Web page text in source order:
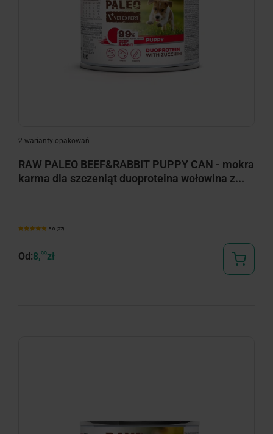
2 warianty opakowań
RAW PALEO BEEF&RABBIT PUPPY CAN - mokra
karma dla szczeniąt duoproteina wołowina z...
5.0 (77)
Od:8,99zł